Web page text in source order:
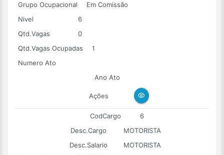
Grupo Ocupacional
Em Comissão
Nivel
6
Qtd.Vagas
0
Qtd.Vagas Ocupadas
1
Numero Ato
Ano Ato
Ações
CodCargo
6
Desc.Cargo
MOTORISTA
Desc.Salario
MOTORISTA